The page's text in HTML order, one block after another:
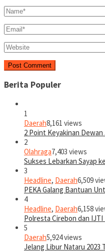
Berita Populer
1
Daerah8,161 views
2 Point Keyakinan
2
Olahraga7,403 views
Sukses Lebarkan Sayap
3
Headline, Daerah6,509
PEKA Galang Bantuan
4
Headline, Daerah6,158
Polresta Cirebon dan
5
Daerah5,924 views
Jelang Libur Nataru 2023